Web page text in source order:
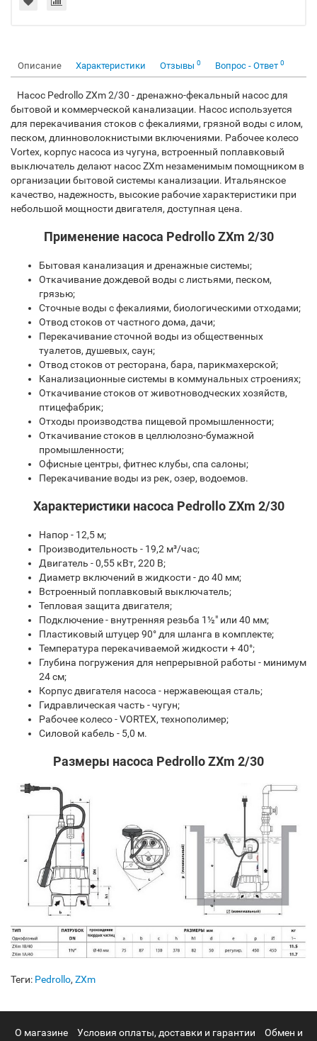
Описание Характеристики Отзывы 0 Вопрос - Ответ 0
Насос Pedrollo ZXm 2/30 - дренажно-фекальный насос для
бытовой и коммерческой канализации. Насос используется
для перекачивания стоков с фекалиями, грязной воды с илом,
песком, длинноволокнистыми включениями. Рабочее колесо
Vortex, корпус насоса из чугуна, встроенный поплавковый
выключатель делают насос ZXm незаменимым помощником в
организации бытовой системы канализации. Итальянское
качество, надежность, высокие рабочие характеристики при
небольшой мощности двигателя, доступная цена.
Применение насоса Pedrollo ZXm 2/30
Бытовая канализация и дренажные системы;
Откачивание дождевой воды с листьями, песком,
грязью;
Сточные воды с фекалиями, биологическими отходами;
Отвод стоков от частного дома, дачи;
Перекачивание сточной воды из общественных
туалетов, душевых, саун;
Отвод стоков от ресторана, бара, парикмахерской;
Канализационные системы в коммунальных строениях;
Откачивание стоков от животноводческих хозяйств,
птицефабрик;
Отходы производства пищевой промышленности;
Откачивание стоков в целлюлозно-бумажной
промышленности;
Офисные центры, фитнес клубы, спа салоны;
Перекачивание воды из рек, озер, водоемов.
Характеристики насоса Pedrollo ZXm 2/30
Напор - 12,5 м;
Производительность - 19,2 м³/час;
Двигатель - 0,55 кВт, 220 В;
Диаметр включений в жидкости - до 40 мм;
Встроенный поплавковый выключатель;
Тепловая защита двигателя;
Подключение - внутренняя резьба 1½" или 40 мм;
Пластиковый штуцер 90° для шланга в комплекте;
Температура перекачиваемой жидкости + 40°;
Глубина погружения для непрерывной работы - минимум
24 см;
Корпус двигателя насоса - нержавеющая сталь;
Гидравлическая часть - чугун;
Рабочее колесо - VORTEX, технополимер;
Силовой кабель - 5,0 м.
Размеры насоса Pedrollo ZXm 2/30
Теги: Pedrollo, ZXm
О магазине Условия оплаты, доставки и гарантии Обмен и